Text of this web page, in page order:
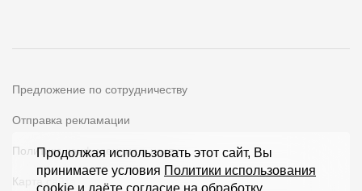
Предложение по сотрудничеству
Отправка рекламации
Политика конфиденциальности
Карта сайта
Продолжая использовать этот сайт, Вы
принимаете условия Политики использования
cookie и даёте согласие на обработку